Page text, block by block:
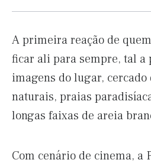
A primeira reação de
ficar ali para sempre, tal a
imagens do lugar, cercado
naturais, praias
longas faixas de areia
Com cenário de cinema, a